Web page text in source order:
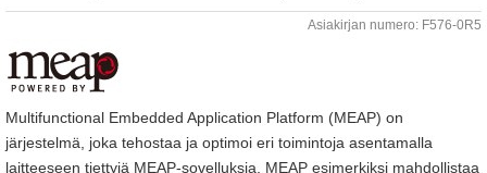
Asiakirjan numero: F576-0R5
Multifunctional Embedded Application Platform (MEAP) on
järjestelmä, joka tehostaa ja optimoi eri toimintoja asentamalla
laitteeseen tiettyjä MEAP-sovelluksia. MEAP esimerkiksi mahdollistaa